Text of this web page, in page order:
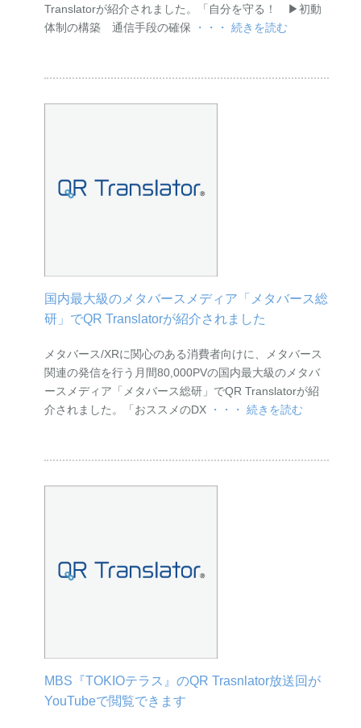
Translatorが紹介されました。「自分を守る！ ▶︎初動
体制の構築 通信手段の確保
・・・ 続きを読む
国内最大級のメタバースメディア「メタバース総
研」でQR Translatorが紹介されました
メタバース/XRに関心のある消費者向けに、メタバース
関連の発信を行う月間80,000PVの国内最大級のメタバ
ースメディア「メタバース総研」でQR Translatorが紹
介されました。「おススメのDX
・・・ 続きを読む
MBS『TOKIOテラス』のQR Trasnlator放送回が
YouTubeで閲覧できます